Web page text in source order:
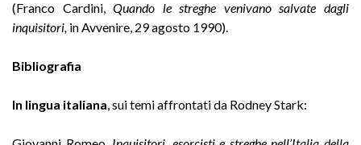
(Franco Cardini,Quando le streghe venivano salvate dagli
inquisitori, in Avvenire, 29 agosto 1990).
Bibliografia
In lingua italiana , sui temi affrontati da Rodney Stark: